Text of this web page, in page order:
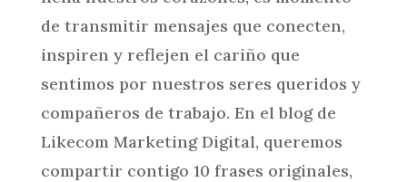
de transmitir mensajes que conecten,
inspiren y reflejen el cariño que
sentimos por nuestros seres queridos y
compañeros de trabajo. En el blog de
Likecom Marketing Digital, queremos
compartir contigo 10 frases originales,